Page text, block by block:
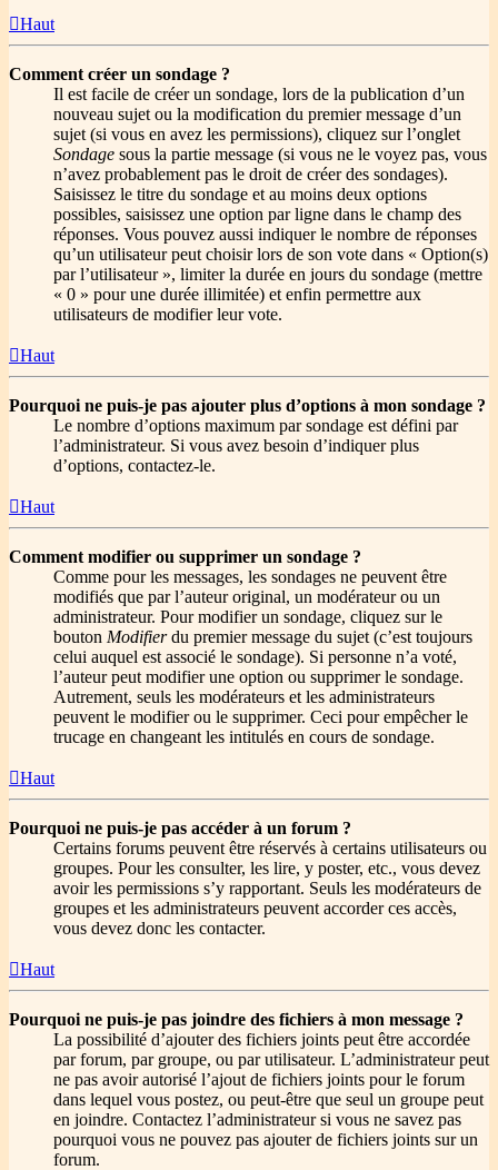
Haut
Comment créer un sondage ?
Il est facile de créer un sondage, lors de la publication d’un
nouveau sujet ou la modification du premier message d’un
sujet (si vous en avez les permissions), cliquez sur l’onglet
Sondage sous la partie message (si vous ne le voyez pas, vous
n’avez probablement pas le droit de créer des sondages).
Saisissez le titre du sondage et au moins deux options
possibles, saisissez une option par ligne dans le champ des
réponses. Vous pouvez aussi indiquer le nombre de réponses
qu’un utilisateur peut choisir lors de son vote dans « Option(s)
par l’utilisateur », limiter la durée en jours du sondage (mettre
« 0 » pour une durée illimitée) et enfin permettre aux
utilisateurs de modifier leur vote.
Haut
Pourquoi ne puis-je pas ajouter plus d’options à mon sondage ?
Le nombre d’options maximum par sondage est défini par
l’administrateur. Si vous avez besoin d’indiquer plus
d’options, contactez-le.
Haut
Comment modifier ou supprimer un sondage ?
Comme pour les messages, les sondages ne peuvent être
modifiés que par l’auteur original, un modérateur ou un
administrateur. Pour modifier un sondage, cliquez sur le
bouton Modifierdu premier message du sujet (c’est toujours
celui auquel est associé le sondage). Si personne n’a voté,
l’auteur peut modifier une option ou supprimer le sondage.
Autrement, seuls les modérateurs et les administrateurs
peuvent le modifier ou le supprimer. Ceci pour empêcher le
trucage en changeant les intitulés en cours de sondage.
Haut
Pourquoi ne puis-je pas accéder à un forum ?
Certains forums peuvent être réservés à certains utilisateurs ou
groupes. Pour les consulter, les lire, y poster, etc., vous devez
avoir les permissions s’y rapportant. Seuls les modérateurs de
groupes et les administrateurs peuvent accorder ces accès,
vous devez donc les contacter.
Haut
Pourquoi ne puis-je pas joindre des fichiers à mon message ?
La possibilité d’ajouter des fichiers joints peut être accordée
par forum, par groupe, ou par utilisateur. L’administrateur peut
ne pas avoir autorisé l’ajout de fichiers joints pour le forum
dans lequel vous postez, ou peut-être que seul un groupe peut
en joindre. Contactez l’administrateur si vous ne savez pas
pourquoi vous ne pouvez pas ajouter de fichiers joints sur un
forum.